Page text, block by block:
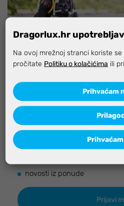
PRIJAVITE SE
Primajte besplatno na email:
ekskluzivne ponude
novosti iz ponude
Dragorlux.hr
Na ovoj mrežnoj stranci koriste se
pročitate Politiku o kolačićima ili
Prihvaćam